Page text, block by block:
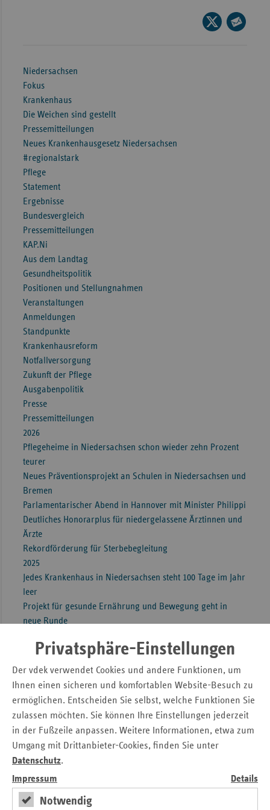
Privatsphäre-Einstellungen
Der vdek verwendet Cookies und andere Funktionen, um
Ihnen einen sicheren und komfortablen Website-Besuch zu
ermöglichen. Entscheiden Sie selbst, welche Funktionen Sie
zulassen möchten. Sie können Ihre Einstellungen jederzeit
in der Fußzeile anpassen. Weitere Informationen, etwa zum
Umgang mit Drittanbieter-Cookies, finden Sie unter
Datenschutz.
Impressum
Details
Notwendig
Seite
auf
Niedersachsen
Fokus
Krankenhaus
Die Weichen sind gestellt
Pressemitteilungen
Neues Krankenhausgesetz Niedersachsen
#regionalstark
Pflege
Statement
Ergebnisse
Bundesvergleich
Pressemitteilungen
KAP.Ni
Aus dem Landtag
Gesundheitspolitik
Positionen und Stellungnahmen
Veranstaltungen
Anmeldungen
Standpunkte
Krankenhausreform
Notfallversorgung
Zukunft der Pflege
Ausgabenpolitik
Presse
Pressemitteilungen
2026
Pflegeheime in Niedersachsen schon wieder zehn Prozent
teurer
Neues Präventionsprojekt an Schulen in Niedersachsen und
Bremen
Parlamentarischer Abend in Hannover mit Minister Philippi
Deutliches Honorarplus für niedergelassene Ärztinnen und
Ärzte
Rekordförderung für Sterbebegleitung
2025
Jedes Krankenhaus in Niedersachsen steht 100 Tage im Jahr
leer
Projekt für gesunde Ernährung und Bewegung geht in
neue Runde
Aktionsplan für mehr Hausärzte
Arzneimittelausgaben gestiegen
Angeboten
Ersatzkassen fördern Hospizdienste in Niedersachsen mit
4,23 Millionen
Der Platz im Pflegeheim kostet immer mehr Geld
Versorgungslücke für Menschen mit Behinderungen
geschlossen
Ärztinnen und Ärzte in Niedersachsen mit deutlichem